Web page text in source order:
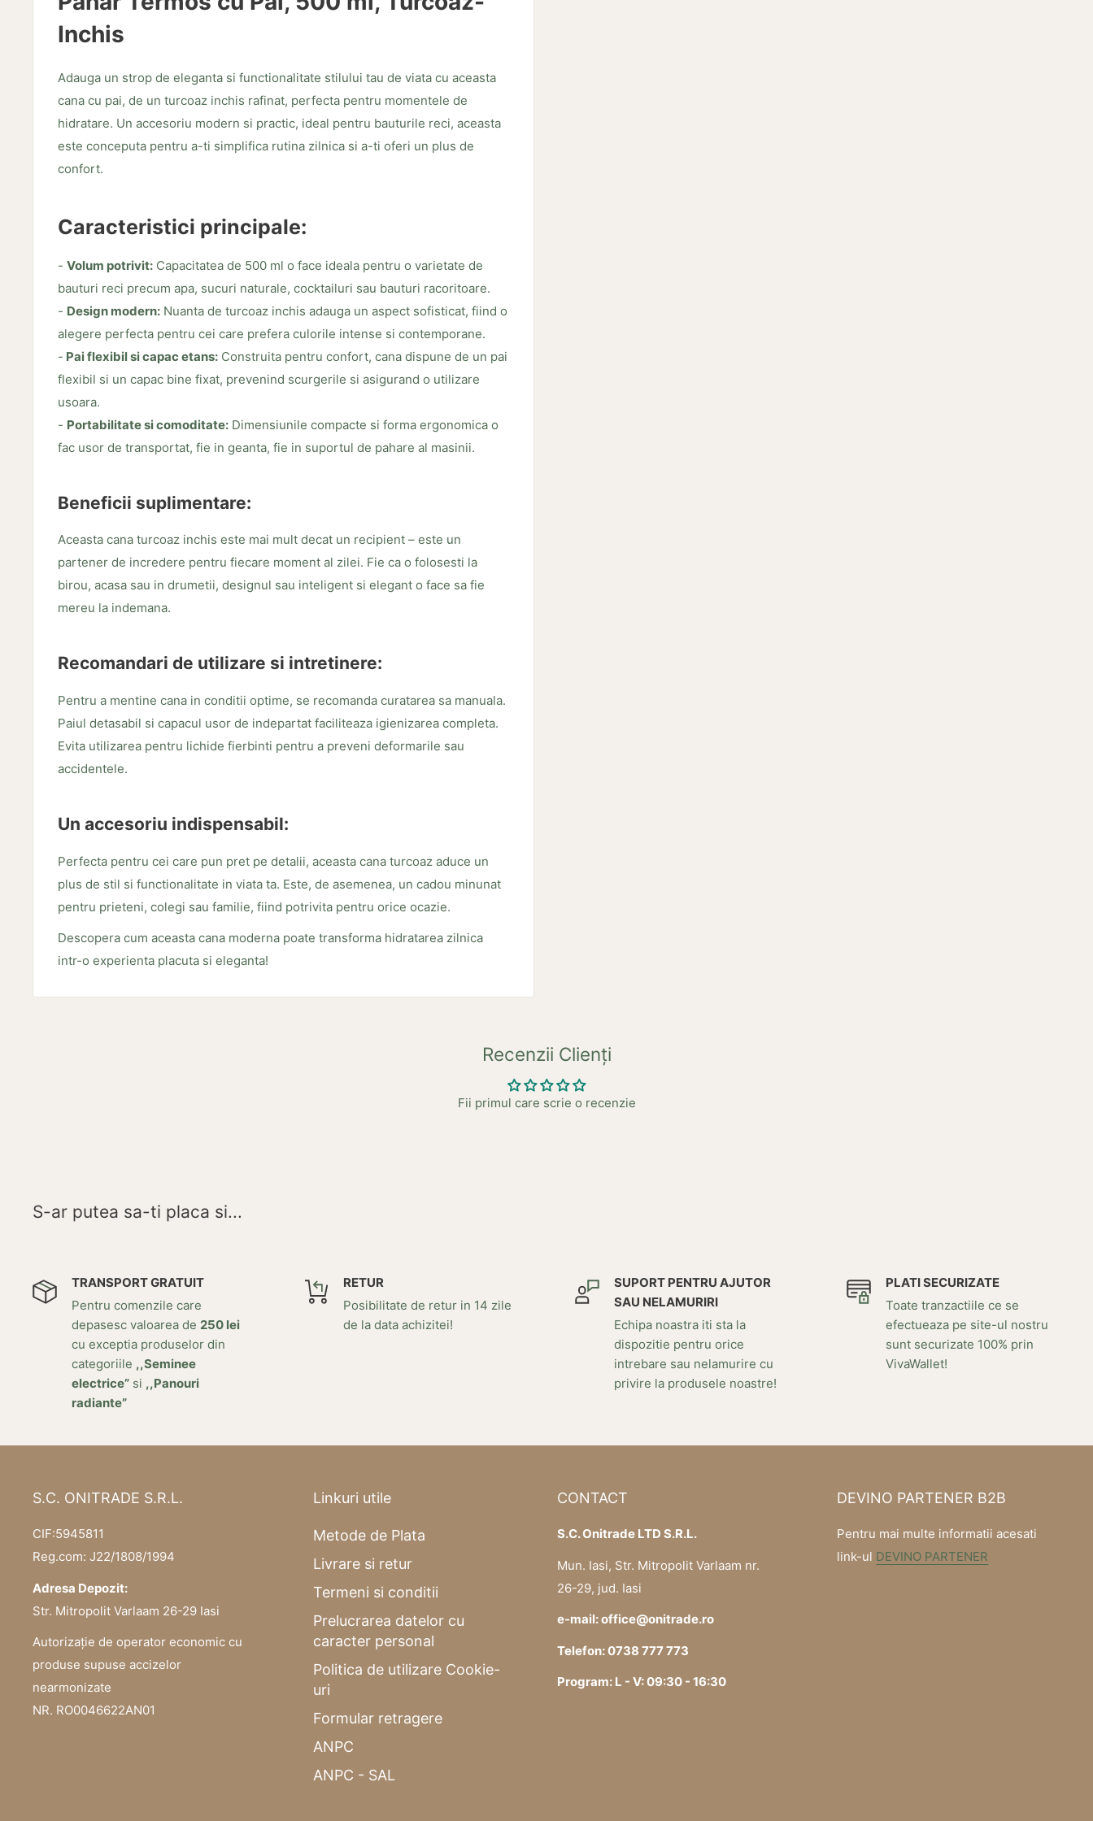
Inchis
Adauga un strop de eleganta si functionalitate stilului tau de viata cu aceasta
cana cu pai, de un turcoaz inchis rafinat, perfecta pentru momentele de
hidratare. Un accesoriu modern si practic, ideal pentru bauturile reci, aceasta
este conceputa pentru a-ti simplifica rutina zilnica si a-ti oferi un plus de
confort.
Caracteristici principale:
- Volum potrivit: Capacitatea de 500 ml o face ideala pentru o varietate de
bauturi reci precum apa, sucuri naturale, cocktailuri sau bauturi racoritoare.
- Design modern: Nuanta de turcoaz inchis adauga un aspect sofisticat, fiind o
alegere perfecta pentru cei care prefera culorile intense si contemporane.
- Pai flexibil si capac etans: Construita pentru confort, cana dispune de un pai
flexibil si un capac bine fixat, prevenind scurgerile si asigurand o utilizare
usoara.
- Portabilitate si comoditate: Dimensiunile compacte si forma ergonomica o
fac usor de transportat, fie in geanta, fie in suportul de pahare al masinii.
Beneficii suplimentare:
Aceasta cana turcoaz inchis este mai mult decat un recipient – este un
partener de incredere pentru fiecare moment al zilei. Fie ca o folosesti la
birou, acasa sau in drumetii, designul sau inteligent si elegant o face sa fie
mereu la indemana.
Recomandari de utilizare si intretinere:
Pentru a mentine cana in conditii optime, se recomanda curatarea sa manuala.
Paiul detasabil si capacul usor de indepartat faciliteaza igienizarea completa.
Evita utilizarea pentru lichide fierbinti pentru a preveni deformarile sau
accidentele.
Un accesoriu indispensabil:
Perfecta pentru cei care pun pret pe detalii, aceasta cana turcoaz aduce un
plus de stil si functionalitate in viata ta. Este, de asemenea, un cadou minunat
pentru prieteni, colegi sau familie, fiind potrivita pentru orice ocazie.
Descopera cum aceasta cana moderna poate transforma hidratarea zilnica
intr-o experienta placuta si eleganta!
Recenzii Clienți
Fii primul care scrie o recenzie
S-ar putea sa-ti placa si...
TRANSPORT GRATUIT
Pentru comenzile care
depasesc valoarea de 250 lei
cu exceptia produselor din
categoriile ,,Seminee
electrice” si ,,Panouri
radiante”
RETUR
Posibilitate de retur in 14 zile
de la data achizitei!
SUPORT PENTRU AJUTOR
SAU NELAMURIRI
Echipa noastra iti sta la
dispozitie pentru orice
intrebare sau nelamurire cu
privire la produsele noastre!
PLATI SECURIZATE
Toate tranzactiile ce se
efectueaza pe site-ul nostru
sunt securizate 100% prin
VivaWallet!
S.C. ONITRADE S.R.L.
CIF:5945811
Reg.com: J22/1808/1994
Adresa Depozit:
Str. Mitropolit Varlaam 26-29 Iasi
Autorizație de operator economic cu
produse supuse accizelor
nearmonizate
NR. RO0046622AN01
Linkuri utile
Metode de Plata
Livrare si retur
Termeni si conditii
Prelucrarea datelor cu
caracter personal
Politica de utilizare Cookie-
uri
Formular retragere
ANPC
ANPC - SAL
CONTACT
S.C. Onitrade LTD S.R.L.
Mun. Iasi, Str. Mitropolit Varlaam nr.
26-29, jud. Iasi
e-mail: office@onitrade.ro
Telefon: 0738 777 773
Program: L - V: 09:30 - 16:30
DEVINO PARTENER B2B
Pentru mai multe informatii acesati
link-ul DEVINO PARTENER